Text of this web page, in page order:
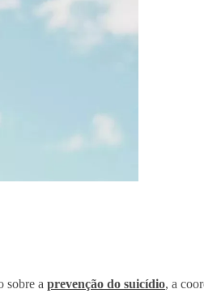
sobre a prevenção do suicídio, a